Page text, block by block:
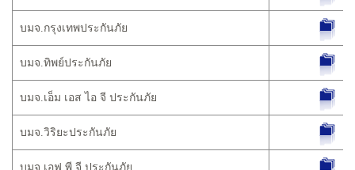
บมจ.กรุงเทพประกันภัย
บมจ.ทิพย์ประกันภัย
บมจ.เอ็ม เอส ไอ จี ประกันภัย
บมจ.วิริยะประกันภัย
บมจ.เอฟ พี จี ประกันภัย